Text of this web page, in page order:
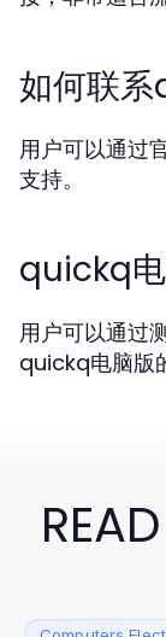
如何联
用户可以通过
支持。
quickq电
用户可以通过
quickq电脑版